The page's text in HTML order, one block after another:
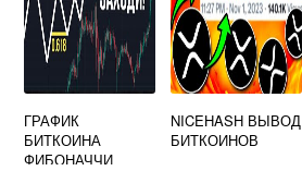
ГРАФИК
БИТКОИНА
ФИБОНАЧЧИ
NICEHASH ВЫВОД
БИТКОИНОВ